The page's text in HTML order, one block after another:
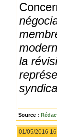
la
Source :
01/05/2016